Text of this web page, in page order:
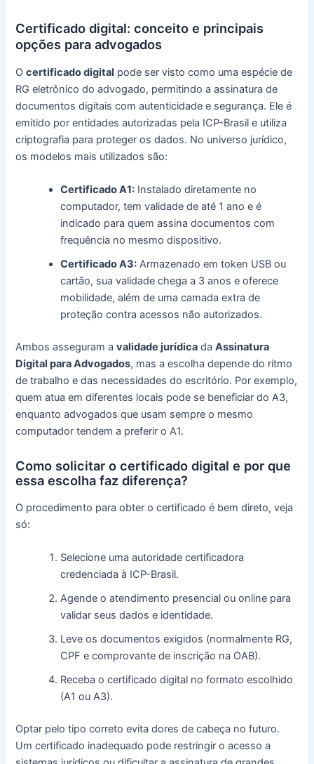
Certificado digital: conceito e principais
opções para advogados
Ocertificado digital pode ser visto como uma espécie de
RG eletrônico do advogado, permitindo a assinatura de
documentos digitais com autenticidade e segurança. Ele é
emitido por entidades autorizadas pela ICP-Brasil e utiliza
criptografia para proteger os dados. No universo jurídico,
os modelos mais utilizados são:
Certificado A1: Instalado diretamente no
computador, tem validade de até 1 ano e é
indicado para quem assina documentos com
frequência no mesmo dispositivo.
Certificado A3: Armazenado em token USB ou
cartão, sua validade chega a 3 anos e oferece
mobilidade, além de uma camada extra de
proteção contra acessos não autorizados.
Ambos asseguram avalidade jurídica daAssinatura
Digital para Advogados, mas a escolha depende do ritmo
de trabalho e das necessidades do escritório. Por exemplo,
quem atua em diferentes locais pode se beneficiar do A3,
enquanto advogados que usam sempre o mesmo
computador tendem a preferir o A1.
Como solicitar o certificado digital e por que
essa escolha faz diferença?
O procedimento para obter o certificado é bem direto, veja
só:
Selecione uma autoridade certificadora
credenciada à ICP-Brasil.
Agende o atendimento presencial ou online para
validar seus dados e identidade.
Leve os documentos exigidos (normalmente RG,
CPF e comprovante de inscrição na OAB).
Receba o certificado digital no formato escolhido
(A1 ou A3).
Optar pelo tipo correto evita dores de cabeça no futuro.
Um certificado inadequado pode restringir o acesso a